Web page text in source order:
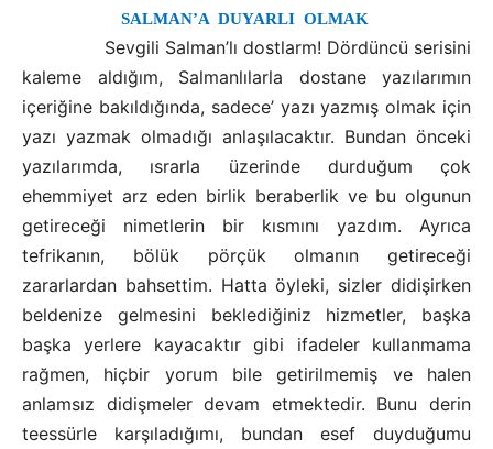
SALMAN’A DUYARLI OLMAK
Sevgili Salman’lı dostlarm! Dördüncü serisini
kaleme aldığım, Salmanlılarla dostane yazılarımın
içeriğine bakıldığında, sadece’ yazı yazmış olmak için
yazı yazmak olmadığı anlaşılacaktır. Bundan önceki
yazılarımda, ısrarla üzerinde durduğum çok
ehemmiyet arz eden birlik beraberlik ve bu olgunun
getireceği nimetlerin bir kısmını yazdım. Ayrıca
tefrikanın, bölük pörçük olmanın getireceği
zararlardan bahsettim. Hatta öyleki, sizler didişirken
beldenize gelmesini beklediğiniz hizmetler, başka
başka yerlere kayacaktır gibi ifadeler kullanmama
rağmen, hiçbir yorum bile getirilmemiş ve halen
anlamsız didişmeler devam etmektedir. Bunu derin
teessürle karşıladığımı, bundan esef duyduğumu